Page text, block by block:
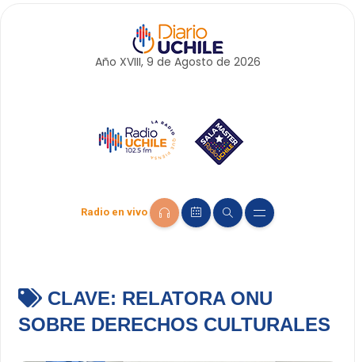
Año XVIII, 9 de Agosto de 2026
Radio en vivo
CLAVE: RELATORA ONU
SOBRE DERECHOS CULTURALES